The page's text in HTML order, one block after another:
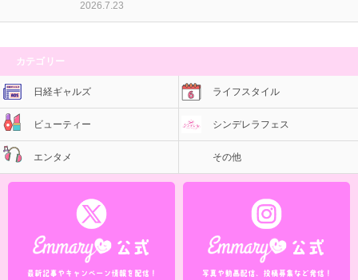
2026.7.23
カテゴリー
日経ギャルズ ライフスタイル
ビューティー シンデレラフェス
エンタメ その他